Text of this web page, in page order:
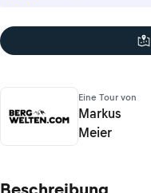
Eine Tour von
Markus
Meier